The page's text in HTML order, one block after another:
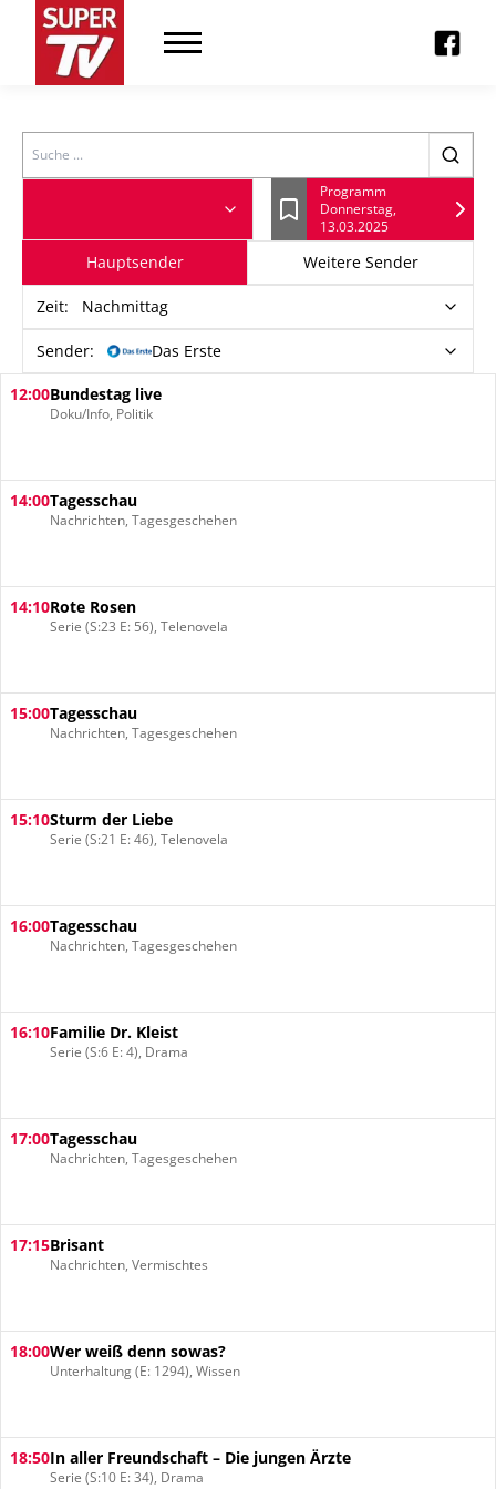
Search
Lesezeichen
Programm
Donnerstag,
13.03.2025
Hauptsender Weitere Sender
Zeit: Nachmittag
Sender: Das Erste
12:00Bundestag live
Doku/Info, Politik
14:00Tagesschau
Nachrichten, Tagesgeschehen
14:10Rote Rosen
Serie (S:23 E: 56), Telenovela
15:00Tagesschau
Nachrichten, Tagesgeschehen
15:10Sturm der Liebe
Serie (S:21 E: 46), Telenovela
16:00Tagesschau
Nachrichten, Tagesgeschehen
16:10Familie Dr. Kleist
Serie (S:6 E: 4), Drama
17:00Tagesschau
Nachrichten, Tagesgeschehen
17:15Brisant
Nachrichten, Vermischtes
18:00Wer weiß denn sowas?
Unterhaltung (E: 1294), Wissen
18:50In aller Freundschaft – Die jungen Ärzte
Serie (S:10 E: 34), Drama